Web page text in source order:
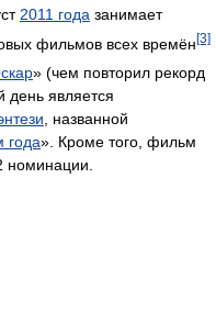
2011 года занимает
фильмов всех времён[3]
» (чем повторил рекорд
день является
, названной
». Кроме того, фильм
номинации.